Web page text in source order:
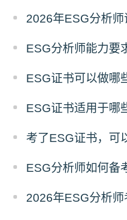
2026年ESG分析师
ESG分析师能力要
ESG证书可以做哪
ESG证书适用于哪
考了ESG证书，可
ESG分析师如何备
2026年ESG分析